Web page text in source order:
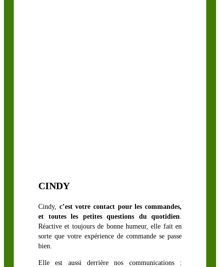
CINDY
Cindy, c’est votre contact pour les commandes,
et toutes les petites questions du quotidien
Réactive et toujours de bonne humeur, elle fait en
sorte que votre expérience de commande se passe
bien.
Elle est aussi derrière nos communications :